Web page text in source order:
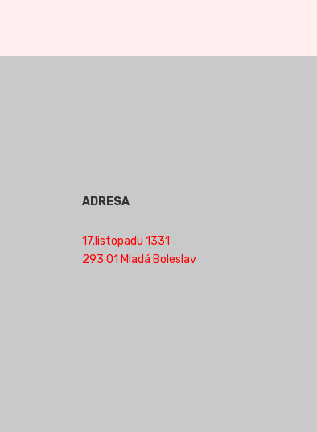
ADRESA
17.listopadu 1331
293 01 Mladá Boleslav